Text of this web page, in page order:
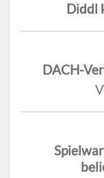
Diddl
DACH-